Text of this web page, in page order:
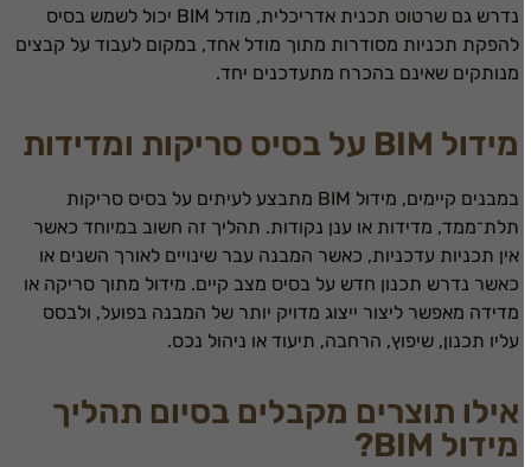
נדרש גם שרטוט תכנית אדריכלית, מודל BIM יכול לשמש בסיס
להפקת תכניות מסודרות מתוך מודל אחד, במקום לעבוד על קבצים
מנותקים שאינם בהכרח מתעדכנים יחד.
מידול BIM על בסיס סריקות ומדידות
במבנים קיימים, מידול BIM מתבצע לעיתים על בסיס סריקות
תלת־ממד, מדידות או ענן נקודות. תהליך זה חשוב במיוחד כאשר
אין תכניות עדכניות, כאשר המבנה עבר שינויים לאורך השנים או
כאשר נדרש תכנון חדש על בסיס מצב קיים. מידול מתוך סריקה או
מדידה מאפשר ליצור ייצוג מדויק יותר של המבנה בפועל, ולבסס
עליו תכנון, שיפוץ, הרחבה, תיעוד או ניהול נכס.
אילו תוצרים מקבלים בסיום תהליך
מידול BIM?